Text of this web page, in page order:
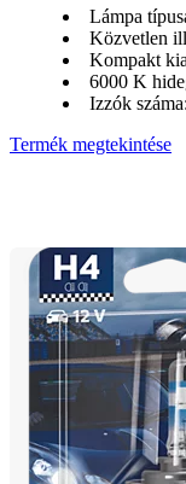
Lámpa
Közvetlen
Kompakt
6000 K
Izzók
Termék megtekintése